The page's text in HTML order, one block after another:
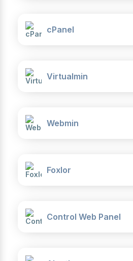
cPanel
Virtualmin
Webmin
Foxlor
Control Web Panel